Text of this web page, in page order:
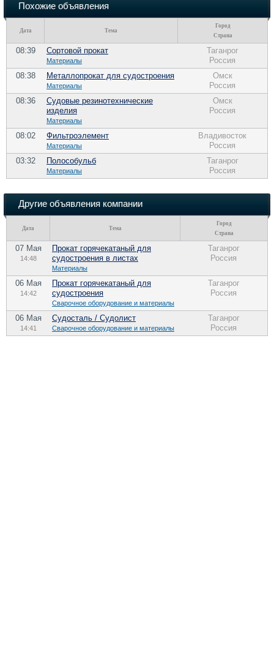
Похожие объявления
Дата Тема
Город
Страна
08:39 Сортовой прокат
Материалы
Таганрог
Россия
08:38
Металлопрокат для судостроения
Материалы
Омск
Россия
08:36
Судовые резинотехнические
изделия
Материалы
Омск
Россия
08:02 Фильтроэлемент
Материалы
Владивосток
Россия
03:32
Полособульб
Материалы
Таганрог
Россия
Другие объявления компании
Дата Тема
Город
Страна
07 Мая
14:48
Прокат горячекатаный для
судостроения в листах
Материалы
Таганрог
Россия
06 Мая
14:42
Прокат горячекатаный для
судостроения
Сварочное оборудование и материалы
Таганрог
Россия
06 Мая
14:41
Судосталь / Судолист
Сварочное оборудование и материалы
Таганрог
Россия